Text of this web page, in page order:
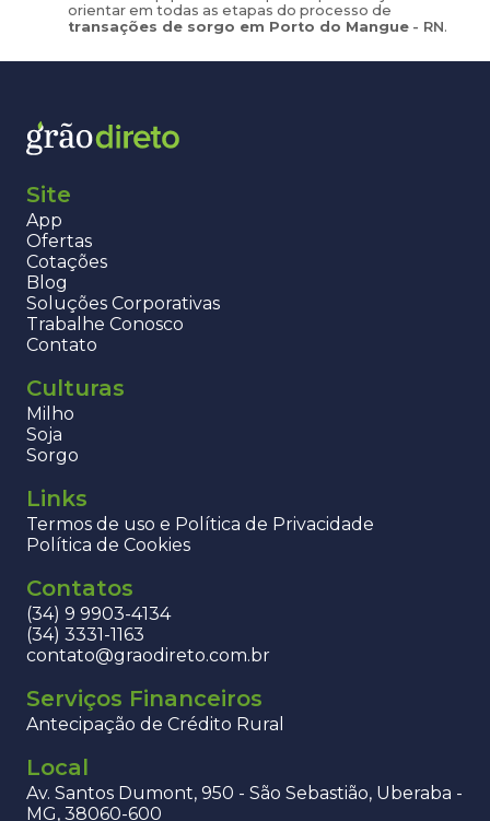
orientar em todas as etapas do processo de
transações de sorgo em Porto do Mangue - RN.
Site
App
Ofertas
Cotações
Blog
Soluções Corporativas
Trabalhe Conosco
Contato
Culturas
Milho
Soja
Sorgo
Links
Termos de uso e Política de Privacidade
Política de Cookies
Contatos
(34) 9 9903-4134
(34) 3331-1163
contato@graodireto.com.br
Serviços Financeiros
Antecipação de Crédito Rural
Local
Av. Santos Dumont, 950 - São Sebastião, Uberaba -
MG, 38060-600